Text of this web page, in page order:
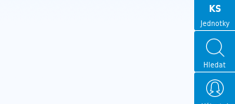
KS
Jednotky
Hledat